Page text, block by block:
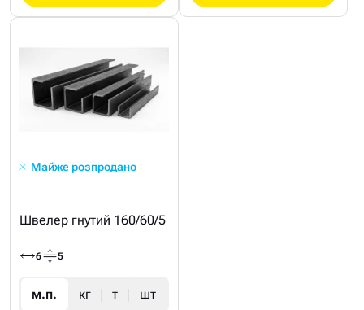
Майже розпродано
Швелер гнутий 160/60/5
6 5
м.п. кг т шт